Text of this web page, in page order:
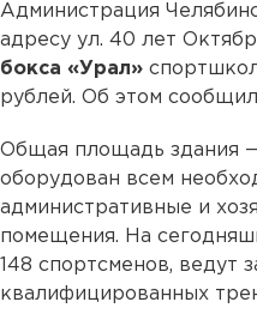
Администрация
адресу ул. 40 лет
бокса «Урал»
рублей. Об этом
Общая площадь здания
оборудован всем
административные и
помещения. На
148 спортсменов, ведут
квалифицированных